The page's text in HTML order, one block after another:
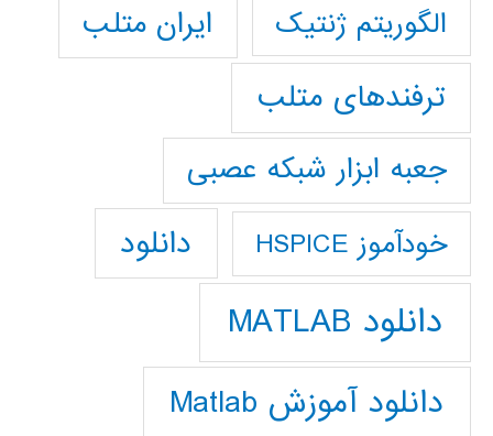
الگوریتم ژنتیک
ایران متلب
ترفندهای متلب
جعبه ابزار شبکه عصبی
خودآموز HSPICE دانلود
دانلود MATLAB
دانلود آموزش Matlab